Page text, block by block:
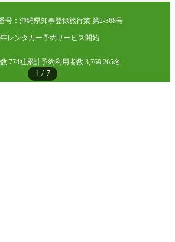
1 / 7
号：沖縄県知事登録旅行業 第2-368号
レンタカー予約サービス開始
774社累計予約利用者数 3,769,265名